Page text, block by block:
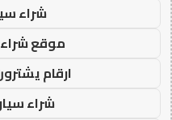
شراء
موقع
ارقام
شراء